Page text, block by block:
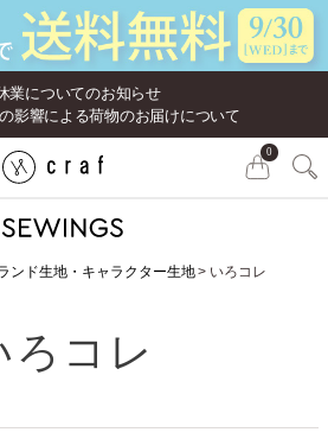
業についてのお知らせ
影響による荷物のお届けについて
0
ンド生地・キャラクター生地 いろコレ
ろコレ